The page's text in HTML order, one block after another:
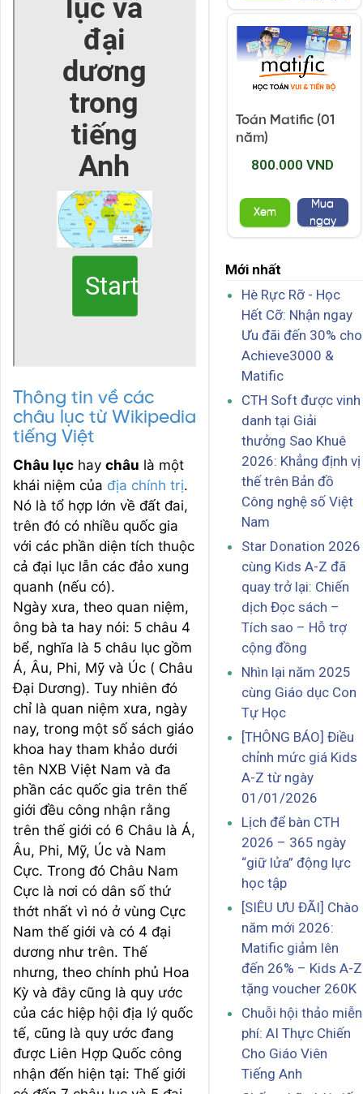
Thông tin về các
châu lục từ Wikipedia
tiếng Việt
Châu lục hay châu là một
khái niệm của địa chính trị.
Nó là tổ hợp lớn về đất đai,
trên đó có nhiều quốc gia
với các phần diện tích thuộc
cả đại lục lẫn các đảo xung
quanh (nếu có).
Ngày xưa, theo quan niệm,
ông bà ta hay nói: 5 châu 4
bể, nghĩa là 5 châu lục gồm
Á, Âu, Phi, Mỹ và Úc ( Châu
Đại Dương). Tuy nhiên đó
chỉ là quan niệm xưa, ngày
nay, trong một số sách giáo
khoa hay tham khảo dưới
tên NXB Việt Nam và đa
phần các quốc gia trên thế
giới đều công nhận rằng
trên thế giới có 6 Châu là Á,
Âu, Phi, Mỹ, Úc và Nam
Cực. Trong đó Châu Nam
Cực là nơi có dân số thứ
thớt nhất vì nó ở vùng Cực
Nam thế giới và có 4 đại
dương như trên. Thế
nhưng, theo chính phủ Hoa
Kỳ và đây cũng là quy ước
của các hiệp hội địa lý quốc
tế, cũng là quy ước đang
được Liên Hợp Quốc công
nhận đến hiện tại: Thế giới
Toán Matific (01
năm)
800.000 VND
Xem
Mua
ngay
Mới nhất
Hè Rực Rỡ - Học
Hết Cỡ: Nhận ngay
Ưu đãi đến 30% cho
Achieve3000 &
Matific
CTH Soft được vinh
danh tại Giải
thưởng Sao Khuê
2026: Khẳng định vị
thế trên Bản đồ
Công nghệ số Việt
Nam
Star Donation 2026
cùng Kids A-Z đã
quay trở lại: Chiến
dịch Đọc sách –
Tích sao – Hỗ trợ
cộng đồng
Nhìn lại năm 2025
cùng Giáo dục Con
Tự Học
[THÔNG BÁO] Điều
chỉnh mức giá Kids
A-Z từ ngày
01/01/2026
Lịch để bàn CTH
2026 – 365 ngày
“giữ lửa” động lực
học tập
[SIÊU ƯU ĐÃI] Chào
năm mới 2026:
Matific giảm lên
đến 26% – Kids A-Z
tặng voucher 260K
Chuỗi hội thảo miễn
phí: AI Thực Chiến
Cho Giáo Viên
Tiếng Anh